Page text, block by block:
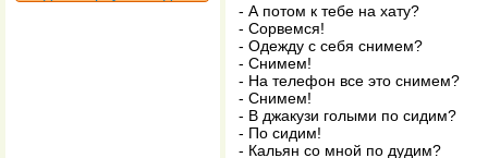
- А потом к тебе на хату?
- Сорвемся!
- Одежду с себя снимем?
- Снимем!
- На телефон все это снимем?
- Снимем!
- В джакузи голыми по сидим?
- По сидим!
- Кальян со мной по дудим?